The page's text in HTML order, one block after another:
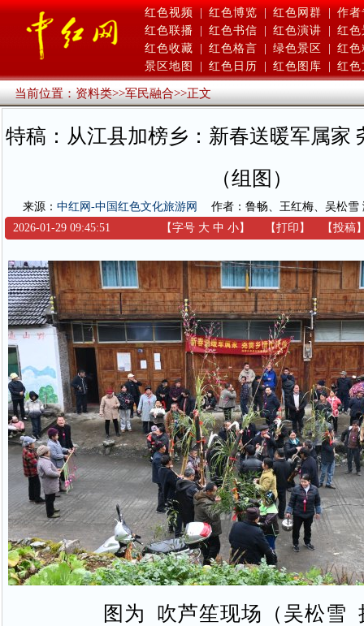
红色视频 | 红色博览 | 红色网群 | 作者
红色联播
红色书信 红色演讲
红色
红色收藏
红色格言 绿色景区
红色
景区地图
红色日历 红色图库 红色
当前位置：资料类>>军民融合>>正文
特稿：从江县加榜乡：新春送暖军属家
（组图）
来源： 中红网-中国红色文化旅游网 作者：鲁畅、王红梅、吴松雪
2026-01-29 09:45:51
【字号 大 中 小】 【打印 】 【投稿
图为 吹芦笙现场（吴松雪